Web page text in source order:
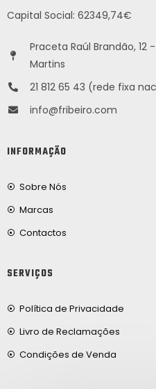
Capital Social: 62349,74€
Praceta Raúl Brandão, 12
Martins
21 812 65 43 (rede fixa
info@fribeiro.com
INFORMAÇÃO
Sobre Nós
Marcas
Contactos
SERVIÇOS
Política de Privacidade
Livro de Reclamações
Condições de Venda